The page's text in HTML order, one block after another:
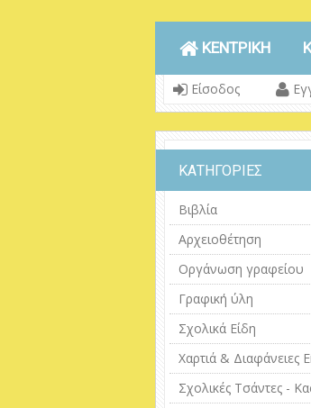
ΚΕΝΤΡΙΚΗ
Είσοδος
ΚΑΤΗΓΟΡΙΕΣ
Βιβλία
Αρχειοθέτηση
Οργάνωση γραφείου
Γραφική ύλη
Σχολικά Είδη
Χαρτιά & Διαφάνειες
Σχολικές Τσάντες -